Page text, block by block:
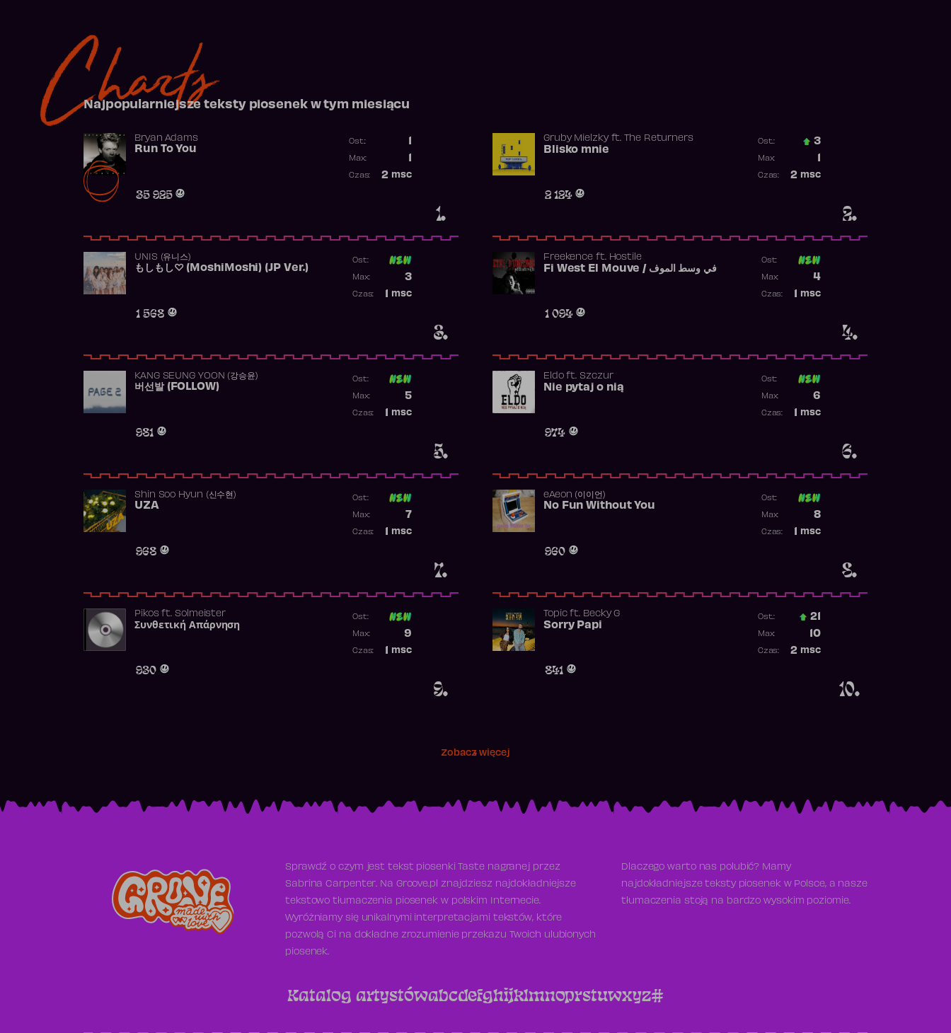
Charts
Najpopularniejsze teksty piosenek w tym miesiącu
1.
Bryan Adams
Run To You
35 925
Ost.:
Max:
2 msc
Czas:
2.
Gruby Mielzkyft. The Returners
Blisko mnie
2 124
Ost.: 3
Max:
2 msc
Czas:
3.
UNIS (유니스)
もしもし♡ (MoshiMoshi) (JP Ver.)
1 568
Ost:
3
Max:
msc
Czas:
4.
Freekence ft. Hostile
Fi West El Mouve / في وسط الموف
1 094
Ost:
4
Max:
msc
Czas:
5.
KANG SEUNG YOON (강승윤)
버선발 (FOLLOW)
981
Ost:
5
Max:
msc
Czas:
6.
Eldoft. Szczur
Nie pytaj o nią
974
Ost:
6
Max:
msc
Czas:
7.
Shin Soo Hyun (신수현)
UZA
968
Ost:
7
Max:
msc
Czas:
8.
​eAeon (이이언)
No Fun Without You
960
Ost:
8
Max:
msc
Czas:
9.
Pikosft. Solmeister
Συνθετική Απάρνηση
930
Ost:
9
Max:
msc
Czas:
10.
Topicft. Becky G
Sorry Papi
841
Ost.: 21
10
Max:
2 msc
Czas:
Zobacz więcej
Sprawdź o czym jest tekst piosenki Taste nagranej przez
Sabrina Carpenter. Na Groove.pl znajdziesz najdokładniejsze
tekstowo tłumaczenia piosenek w polskim Internecie.
Wyróżniamy się unikalnymi interpretacjami tekstów, które
pozwolą Ci na dokładne zrozumienie przekazu Twoich ulubionych
piosenek.
Dlaczego warto nas polubić? Mamy
najdokładniejsze teksty piosenek w Polsce, a nasze
tłumaczenia stoją na bardzo wysokim poziomie.
Katalog artystówabcdefghijklmnoprstuwxyz#